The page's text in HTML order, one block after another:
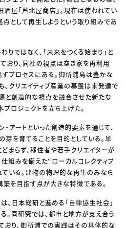
屋「芦北屋商店」。現在は使われてい
として再生しようという取り組みであ
りではなく、「未来をつくる始まり」と
おり、同社の視点は空き家を再利用
プロセスにある。御所浦島は豊かな
クリエイティブ産業の基盤は未発達で
と創造的な視点を融合させた新たな
ロジェクトを立ち上げた。
アートといった創造的要素を通じて、
を育てることを目的としている。単
まらず、移住者や若手クリエイターが
組みを備えた“ローカルコレクティブ
いる。建物の物理的な再生のみなら
を目指す点が大きな特徴である。
、日本総研と進める「自律協生社会」
。同研究では、都市と地方が支え合う
おり、御所浦での実践はその具体的な